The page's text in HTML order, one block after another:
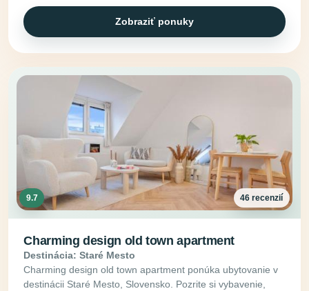
Zobraziť ponuky
9.7 46 recenzií
Charming design old town apartment
Destinácia: Staré Mesto
Charming design old town apartment ponúka ubytovanie v
destinácii Staré Mesto, Slovensko. Pozrite si vybavenie,